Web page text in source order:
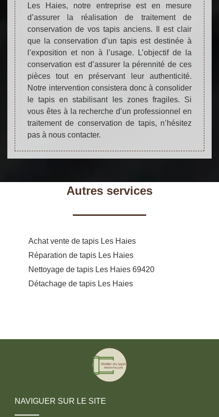
Les Haies, notre entreprise est en mesure
d’assurer la réalisation de traitement de
conservation de vos tapis anciens. Il est clair
que la conservation d’un tapis est destinée à
l’exposition et non à l’usage. L’objectif de la
conservation est d’assurer la pérennité de ces
pièces tout en préservant leur authenticité.
Notre intervention consistera donc à consolider
le tapis en stabilisant les zones fragiles. Si
vous êtes à la recherche d’un professionnel en
traitement de conservation de tapis, n’hésitez
pas à nous contacter.
Autres services
Achat vente de tapis Les Haies
Réparation de tapis Les Haies
Nettoyage de tapis Les Haies 69420
Détachage de tapis Les Haies
NAVIGUER SUR LE SITE